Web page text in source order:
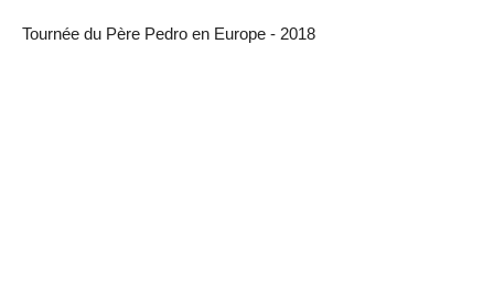
Tournée du Père Pedro en Europe - 2018